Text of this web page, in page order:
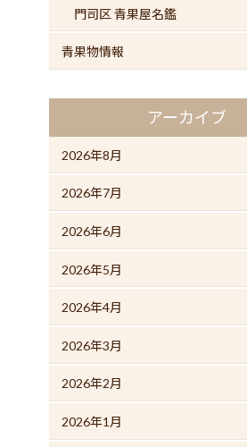
門司区 青果屋名鑑
青果物情報
アーカイブ
2026年8月
2026年7月
2026年6月
2026年5月
2026年4月
2026年3月
2026年2月
2026年1月